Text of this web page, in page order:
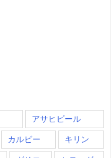
アサヒビール
カルビー キリン